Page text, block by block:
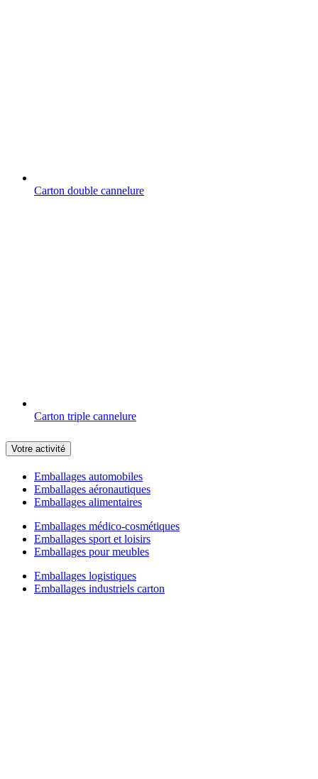
Carton double cannelure
Carton triple cannelure
Votre activité
Emballages automobiles
Emballages aéronautiques
Emballages alimentaires
Emballages médico-cosmétiques
Emballages sport et loisirs
Emballages pour meubles
Emballages logistiques
Emballages industriels carton